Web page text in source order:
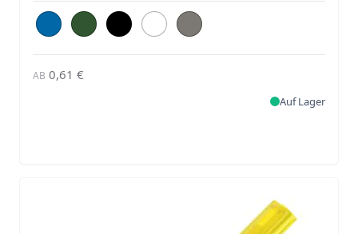
AB 0,61 €
Auf Lager